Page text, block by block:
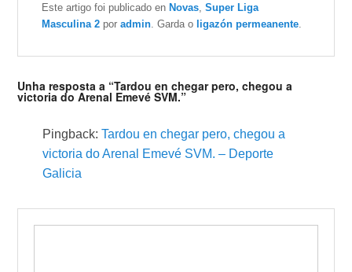
Este artigo foi publicado enNovas ,Super Liga
Masculina 2 poradmin . Garda o ligazón permeanente
Unha resposta a “Tardou en chegar pero, chegou a
victoria do Arenal Emevé SVM.”
Pingback:Tardou en chegar pero, chegou a
victoria do Arenal Emevé SVM. – Deporte
Galicia